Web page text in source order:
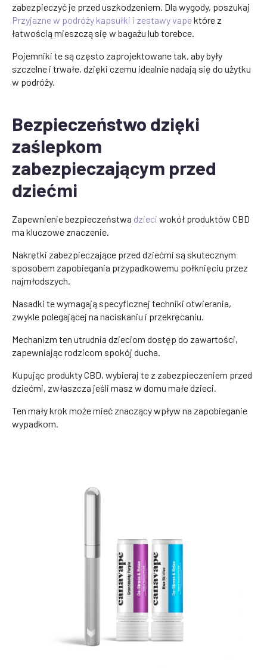
zabezpieczyć je przed uszkodzeniem. Dla wygody, poszukaj
Przyjazne w podróży kapsułki i zestawy vapektóre z
łatwością mieszczą się w bagażu lub torebce.
Pojemniki te są często zaprojektowane tak, aby były
szczelne i trwałe, dzięki czemu idealnie nadają się do użytku
w podróży.
Bezpieczeństwo dzięki
zaślepkom
zabezpieczającym przed
dziećmi
Zapewnienie bezpieczeństwa dzieci wokół produktów CBD
ma kluczowe znaczenie.
Nakrętki zabezpieczające przed dziećmi są skutecznym
sposobem zapobiegania przypadkowemu połknięciu przez
najmłodszych.
Nasadki te wymagają specyficznej techniki otwierania,
zwykle polegającej na naciskaniu i przekręcaniu.
Mechanizm ten utrudnia dzieciom dostęp do zawartości,
zapewniając rodzicom spokój ducha.
Kupując produkty CBD, wybieraj te z zabezpieczeniem przed
dziećmi, zwłaszcza jeśli masz w domu małe dzieci.
Ten mały krok może mieć znaczący wpływ na zapobieganie
wypadkom.